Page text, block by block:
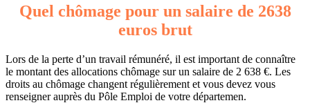
Quel chômage pour un salaire de 2638
euros brut
Lors de la perte d’un travail rémunéré, il est important de connaître
le montant des allocations chômage sur un salaire de 2 638 €. Les
droits au chômage changent régulièrement et vous devez vous
renseigner auprès du Pôle Emploi de votre départemen.